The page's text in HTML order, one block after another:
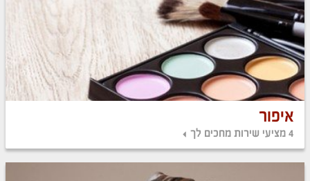
איפור
4 מציעי שירות מחכים לך